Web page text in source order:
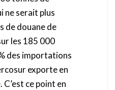
ne serait plus
de douane de
les 185 000
des importations
exporte en
C’est ce point en